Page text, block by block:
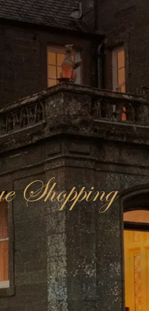
Shopping